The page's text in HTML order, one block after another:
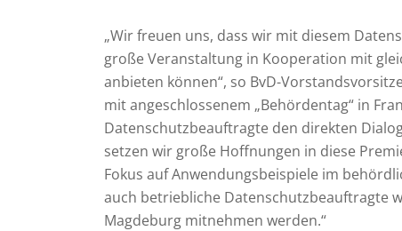
„Wir freuen uns, dass wir mit diesem
große Veranstaltung in Kooperation mit
anbieten können“, so BvD-
mit angeschlossenem „Behördentag“ in
Datenschutzbeauftragte den direkten
setzen wir große Hoffnungen in diese
Fokus auf Anwendungsbeispiele im
auch betriebliche Datenschutzbeauftragte
Magdeburg mitnehmen werden.“